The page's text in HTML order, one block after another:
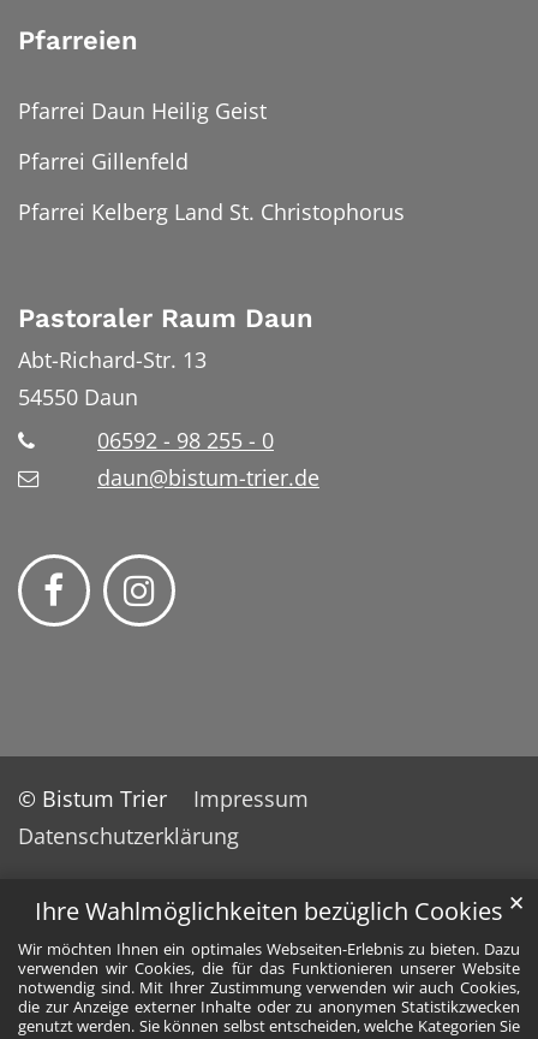
Ihre Wahlmöglichkeiten bezüglich Cookies
Wir möchten Ihnen ein optimales Webseiten-Erlebnis zu bieten. Dazu
verwenden wir Cookies, die für das Funktionieren unserer Website
notwendig sind. Mit Ihrer Zustimmung verwenden wir auch Cookies,
die zur Anzeige externer Inhalte oder zu anonymen Statistikzwecken
genutzt werden. Sie können selbst entscheiden, welche Kategorien Sie
✕
Pfarreien
Pfarrei Daun Heilig Geist
Pfarrei Gillenfeld
Pfarrei Kelberg Land St. Christophorus
Pastoraler Raum Daun
Abt-Richard-Str. 13
54550 Daun
06592 - 98 255 - 0
daun@bistum-trier.de
© Bistum Trier
Impressum
Datenschutzerklärung